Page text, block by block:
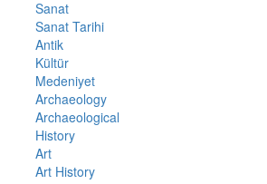
Sanat
Sanat Tarihi
Antik
Kültür
Medeniyet
Archaeology
Archaeological
History
Art
Art History